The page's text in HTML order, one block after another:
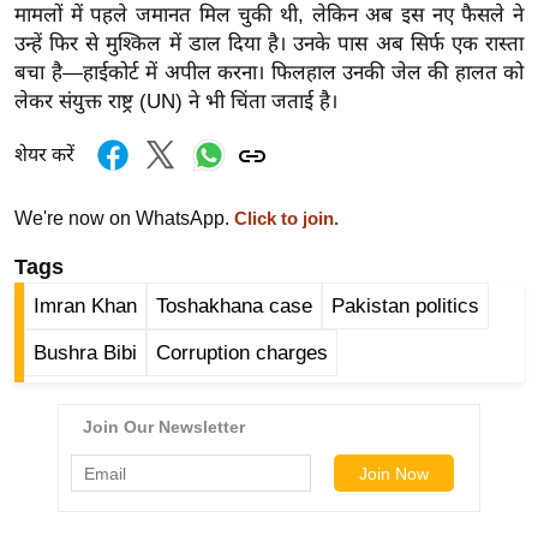
यं
ग
इं
डि
या
हि
ज
ग
त
मामलों में पहले जमानत मिल चुकी थी, लेकिन अब इस नए फैसले ने
उन्हें फिर से मुश्किल में डाल दिया है। उनके पास अब सिर्फ एक रास्ता
बचा है—हाईकोर्ट में अपील करना। फिलहाल उनकी जेल की हालत को
लेकर संयुक्त राष्ट्र (UN) ने भी चिंता जताई है।
शेयर करें
We're now on WhatsApp. Click to join.
Tags
Imran Khan Toshakhana case Pakistan politics
Bushra Bibi Corruption charges